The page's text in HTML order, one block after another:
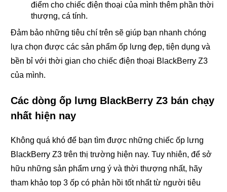
điểm cho chiếc điện thoại của mình thêm phần thời
thượng, cá tính.
Đảm bảo những tiêu chí trên sẽ giúp bạn nhanh chóng
lựa chọn được các sản phẩm ốp lưng đẹp, tiện dụng và
bền bỉ với thời gian cho chiếc điện thoại BlackBerry Z3
của mình.
Các dòng ốp lưng BlackBerry Z3 bán chạy
nhất hiện nay
Không quá khó để bạn tìm được những chiếc ốp lưng
BlackBerry Z3 trên thị trường hiện nay. Tuy nhiên, để sở
hữu những sản phẩm ưng ý và thời thượng nhất, hãy
tham khảo top 3 ốp có phản hồi tốt nhất từ người tiêu